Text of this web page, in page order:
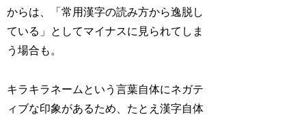
からは、「常用漢字の読み方から逸脱し
ている」としてマイナスに見られてしま
う場合も。
キラキラネームという言葉自体にネガテ
ィブな印象があるため、たとえ漢字自体